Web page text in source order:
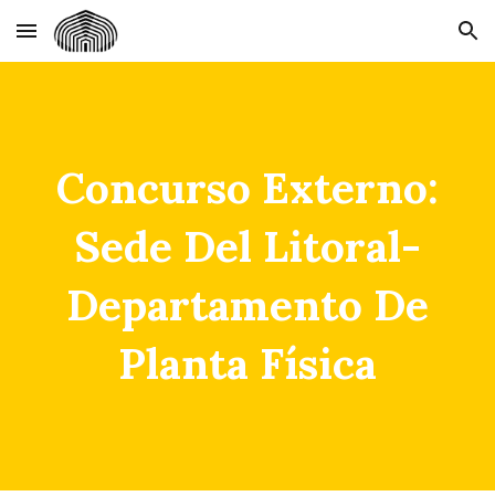
Skip to main content Skip to navigation
Concurso Externo:
Sede Del Litoral-
Departamento De
Planta Física